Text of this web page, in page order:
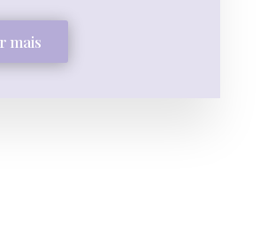
mais